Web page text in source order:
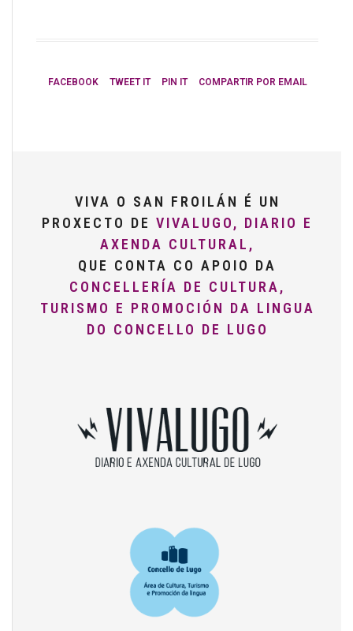
FACEBOOK TWEET IT PIN IT COMPARTIR POR EMAIL
VIVA O SAN FROILÁN É UN
PROXECTO DE VIVALUGO, DIARIO E
AXENDA CULTURAL,
QUE CONTA CO APOIO DA
CONCELLERÍA DE CULTURA,
TURISMO E PROMOCIÓN DA LINGUA
DO CONCELLO DE LUGO